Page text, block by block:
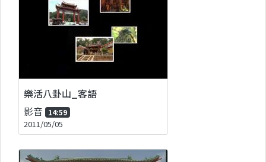
樂活八卦山_客語
影音 14:59
2011/05/05